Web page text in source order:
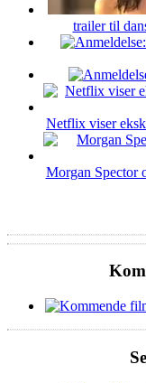
trailer til
Netflix viser
Morgan Spector